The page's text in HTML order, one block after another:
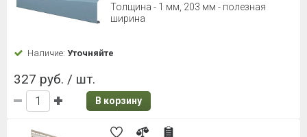
Толщина - 1 мм, 203 мм - полезная
ширина
Наличие: Уточняйте
327 руб. / шт.
В корзину